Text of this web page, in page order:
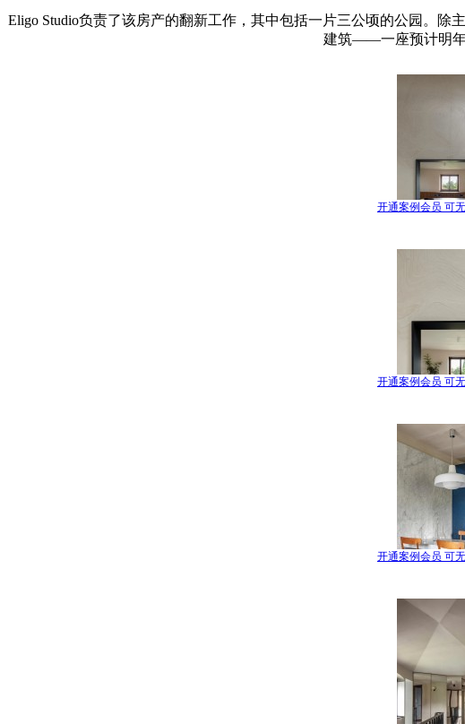
Eligo Studio负责了该房产的翻新工作，其中包括一片三公顷的公园。
建筑——一座预计明年
开通案例会员 可
开通案例会员 可
开通案例会员 可